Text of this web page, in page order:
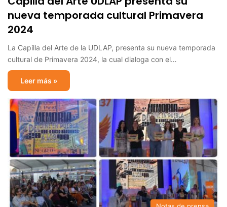
nueva temporada cultural Primavera
2024
La Capilla del Arte de la UDLAP, presenta su nueva temporada
cultural de Primavera 2024, la cual dialoga con el…
Leer más »